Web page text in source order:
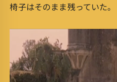
椅子はそのまま残っていた。